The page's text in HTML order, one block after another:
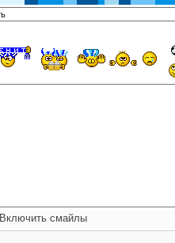
Включить смайлы